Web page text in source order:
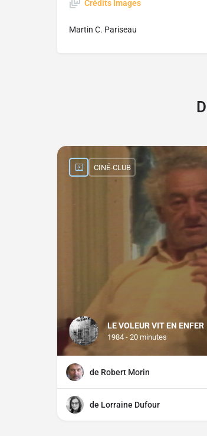
Crédits Images
Martin C. Pariseau
LE VOLEUR VIT EN ENFER
1984 - 20 minutes
CINÉ-CLUB
de Robert Morin
de Lorraine Dufour